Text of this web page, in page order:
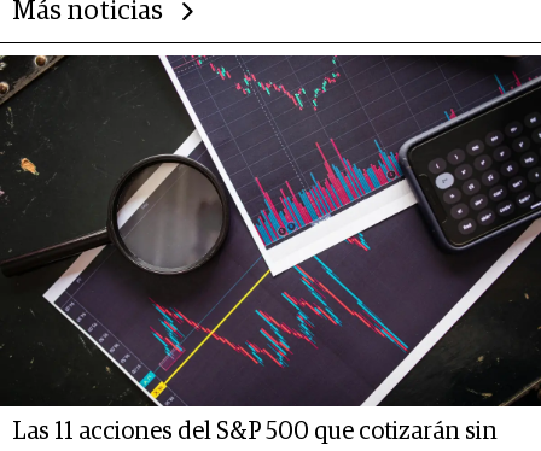
Más noticias
Las 11 acciones del S&P 500 que cotizarán sin